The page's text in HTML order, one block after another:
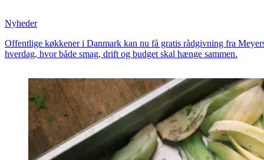
Nyheder
Offentlige køkkener i Danmark kan nu få gratis rådgivning fra
hverdag, hvor både smag, drift og budget skal hænge sammen.